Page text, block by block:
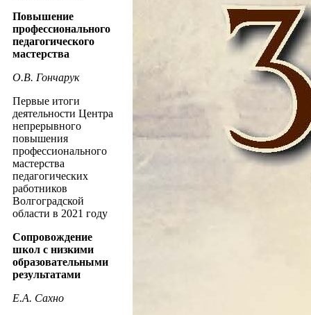
Повышение
профессионального
педагогического
мастерства
О.В. Гончарук
Первые итоги
деятельности Центра
непрерывного
повышения
профессионального
мастерства
педагогических
работников
Волгоградской
области в 2021 году
Сопровождение
школ с низкими
образовательными
результатами
Е.А. Сахно